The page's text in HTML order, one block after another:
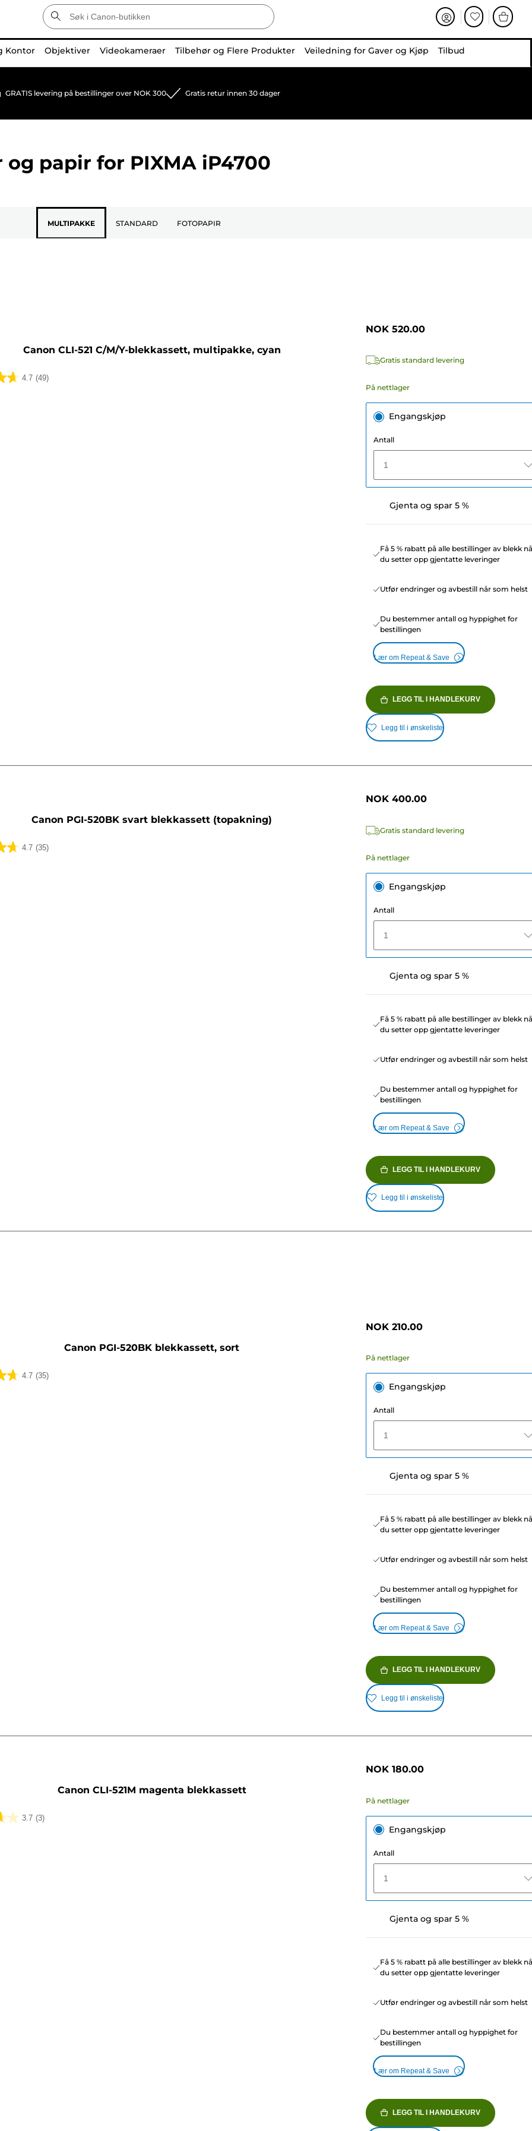
Kontor Objektiver Videokameraer Tilbehør og Flere Produkter Veiledning for Gaver og Kjøp Tilbud
GRATIS levering på bestillinger over NOK 300 Gratis retur innen 30 dager
og papir for PIXMA iP4700
MULTIPAKKE STANDARD FOTOPAPIR
Canon CLI-521 C/M/Y-blekkassett, multipakke, cyan
4.7 (49)
NOK 520.00
Gratis standard levering
På nettlager
Engangskjøp
Antall
1
Gjenta og spar 5 %
Få 5 % rabatt på alle bestillinger av blekk
du setter opp gjentatte leveringer
Utfør endringer og avbestill når som helst
Du bestemmer antall og hyppighet for
bestillingen
Lær om Repeat & Save
LEGG TIL I HANDLEKURV
Legg til i ønskeliste
Canon PGI-520BK svart blekkassett (topakning)
4.7 (35)
NOK 400.00
Gratis standard levering
På nettlager
Engangskjøp
Antall
1
Gjenta og spar 5 %
Få 5 % rabatt på alle bestillinger av blekk
du setter opp gjentatte leveringer
Utfør endringer og avbestill når som helst
Du bestemmer antall og hyppighet for
bestillingen
Lær om Repeat & Save
LEGG TIL I HANDLEKURV
Legg til i ønskeliste
Canon PGI-520BK blekkassett, sort
4.7 (35)
NOK 210.00
På nettlager
Engangskjøp
Antall
1
Gjenta og spar 5 %
Få 5 % rabatt på alle bestillinger av blekk
du setter opp gjentatte leveringer
Utfør endringer og avbestill når som helst
Du bestemmer antall og hyppighet for
bestillingen
Lær om Repeat & Save
LEGG TIL I HANDLEKURV
Legg til i ønskeliste
Canon CLI-521M magenta blekkassett
3.7 (3)
NOK 180.00
På nettlager
Engangskjøp
Antall
1
Gjenta og spar 5 %
Få 5 % rabatt på alle bestillinger av blekk
du setter opp gjentatte leveringer
Utfør endringer og avbestill når som helst
Du bestemmer antall og hyppighet for
bestillingen
Lær om Repeat & Save
LEGG TIL I HANDLEKURV